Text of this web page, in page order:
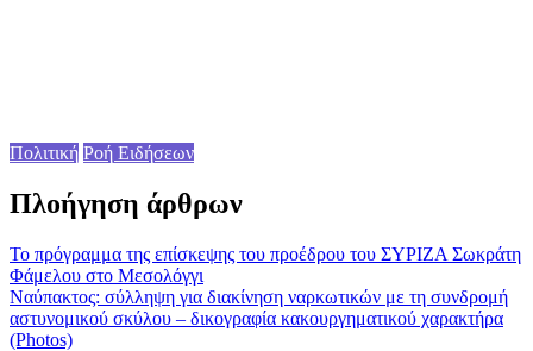
Πολιτική Ροή Ειδήσεων
Πλοήγηση άρθρων
To πρόγραμμα της επίσκεψης του προέδρου του ΣΥΡΙΖΑ Σωκράτη
Φάμελου στο Μεσολόγγι
Nαύπακτος: σύλληψη για διακίνηση ναρκωτικών με τη συνδρομή
αστυνομικού σκύλου – δικογραφία κακουργηματικού χαρακτήρα
(Photos)